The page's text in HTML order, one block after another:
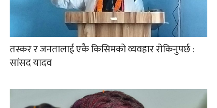
तस्कर र जनतालाई एकै किसिमको व्यवहार रोकिनुपर्छ :
सांसद यादव